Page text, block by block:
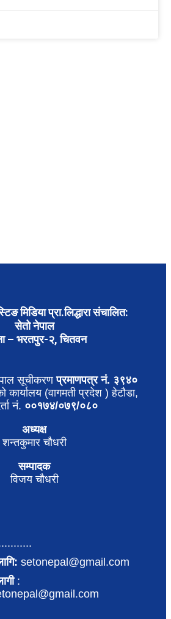
मिडिया प्रा.लिद्धारा संचालित:
सेतो नेपाल
– भरतपुर-२, चितवन
सूचीकरणप्रमाणपत्र नं. ३९४०
कार्यालय (वागमती प्रदेश ) हेटौडा,
नं. ००१७४/०७९/०८०
अध्यक्ष
शन्तकुमार चौधरी
सम्पादक
विजय चौधरी
setonepal@gmail.com
: